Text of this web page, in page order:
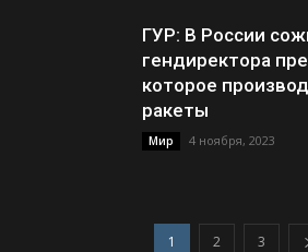
ГУР: В России
гендиректора
которое
ракеты
Мир 4 ноября, 2023
1 2 3